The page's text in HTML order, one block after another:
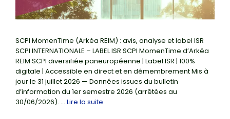
SCPI MomenTime (Arkéa REIM) : avis, analyse et label ISR
SCPI INTERNATIONALE – LABEL ISR SCPI MomenTime d’Arkéa
REIM SCPI diversifiée paneuropéenne | Label ISR | 100%
digitale | Accessible en direct et en démembrement Mis à
jour le 31 juillet 2026 — Données issues du bulletin
d’information du 1er semestre 2026 (arrêtées au
30/06/2026). … Lire la suite